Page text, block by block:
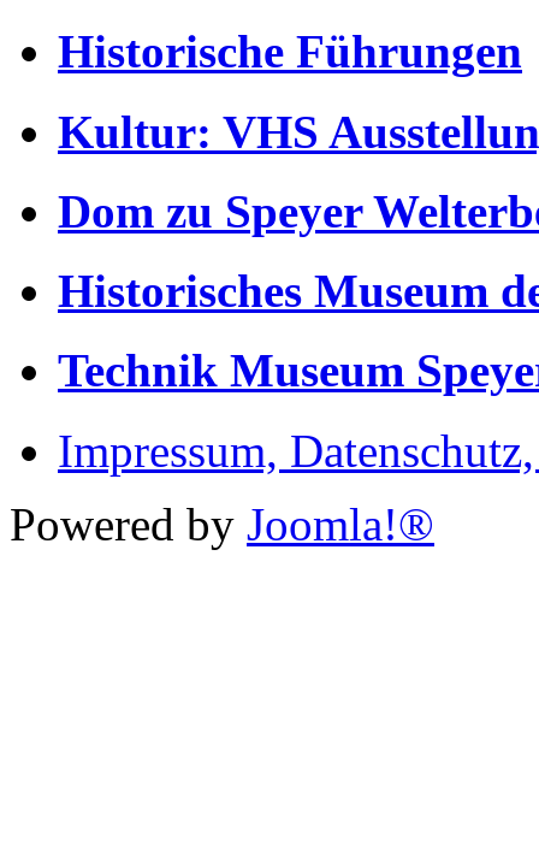
Historische Führungen
Kultur: VHS
Dom zu Speyer
Historisches Museum
Technik Museum
Impressum,
Powered by Joomla!®